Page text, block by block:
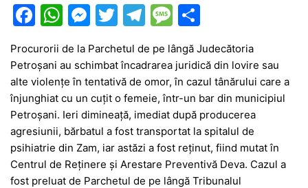
F
c
e
b
o
o
k
W
at
s
A
p
p
M
s
s
e
n
g
er
T
itt
er
T
e
gr
a
m
M
e
s
s
a
g
e
ta
je
a
z
ă
Procurorii de la Parchetul de pe lângă Judecătoria
Petroşani au schimbat încadrarea juridică din lovire sau
alte violenţe în tentativă de omor, în cazul tânărului care a
înjunghiat cu un cuţit o femeie, într-un bar din municipiul
Petroşani. Ieri dimineață, imediat după producerea
agresiunii, bărbatul a fost transportat la spitalul de
psihiatrie din Zam, iar astăzi a fost reţinut, fiind mutat în
Centrul de Reținere și Arestare Preventivă Deva. Cazul a
fost preluat de Parchetul de pe lângă Tribunalul